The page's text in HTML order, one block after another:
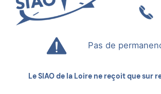
Pas de
Le SIAO de la Loire ne reçoit que sur